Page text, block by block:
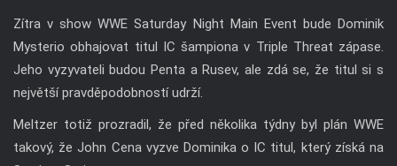
Zítra v show WWE Saturday Night Main Event bude Dominik
Mysterio obhajovat titul IC šampiona v Triple Threat zápase.
Jeho vyzyvateli budou Penta a Rusev, ale zdá se, že titul si s
největší pravděpodobností udrží.
Meltzer totiž prozradil, že před několika týdny byl plán WWE
takový, že John Cena vyzve Dominika o IC titul, který získá na